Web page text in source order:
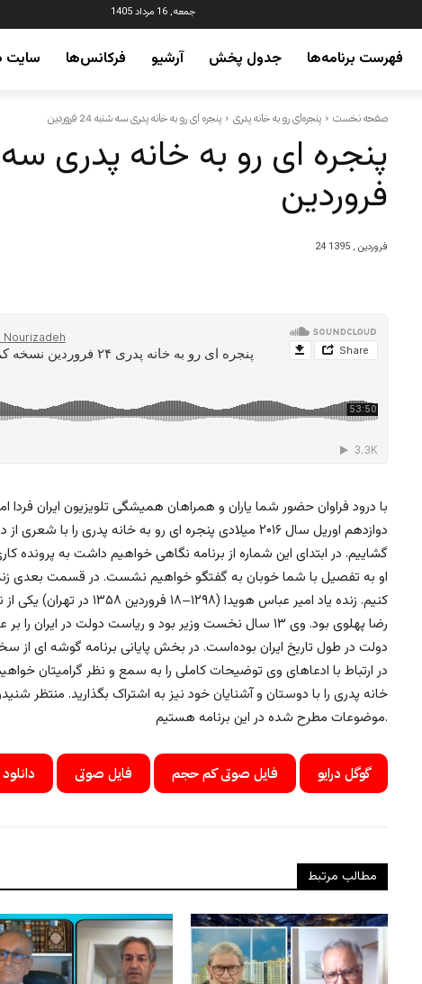
جمعه, 16 مرداد 1405
فهرست برنامه‌ها جدول پخش آرشیو فرکانس‌ها سایت
صفحه نخست پنجره‌ای رو به خانه پدری پنجره ای رو به خانه پدری سه شنبه 24 فروردین
فروردین
24 فروردین , 1395
دوازدهم اوریل سال ۲۰۱۶ میلادی پنجره ای رو به خانه پدری را
گشاییم. در ابتدای این شماره از برنامه نگاهی خواهیم داشت به پرونده
او به تفصیل با شما خوبان به گفتگو خواهیم نشست. در قسمت بعدی
کنیم. زنده یاد امیر عباس
رضا پهلوی بود. وی ۱۳ سال نخست وزیر بود و ریاست دولت در
دولت در طول تاریخ ایران بوده‌است. در بخش پایانی برنامه گوشه ای از
در ارتباط با ادعاهای وی توضیحات کاملی را به سمع و نظر گرامیتان
خانه پدری را با دوستان و آشنایان خود نیز به اشتراک بگذارید. منتظر
موضوعات مطرح شده در این برنامه هستیم.
دانلود فایل صوتی فایل صوتی کم حجم گوگل درایو
مطالب مرتبط